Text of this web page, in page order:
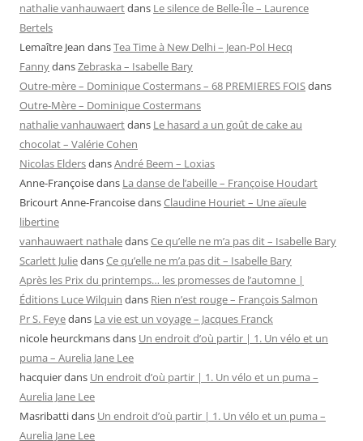
nathalie vanhauwaertdans Le silence de Belle-Île – Laurence
Bertels
Lemaître Jean dansTea Time à New Delhi – Jean-Pol Hecq
FannydansZebraska – Isabelle Bary
Outre-mère – Dominique Costermans – 68 PREMIERES FOISdans
Outre-Mère – Dominique Costermans
nathalie vanhauwaertdans Le hasard a un goût de cake au
chocolat – Valérie Cohen
Nicolas EldersdansAndré Beem – Loxias
Anne-Françoisedans La danse de l’abeille – Françoise Houdart
Bricourt Anne-FrancoisedansClaudine Houriet – Une aïeule
libertine
vanhauwaert nathaledansCe qu’elle ne m’a pas dit – Isabelle Bary
Scarlett JuliedansCe qu’elle ne m’a pas dit – Isabelle Bary
Après les Prix du printemps… les promesses de l’automne |
Éditions Luce Wilquin dans Rien n’est rouge – François Salmon
Pr S. Feyedans La vie est un voyage – Jacques Franck
nicole heurckmansdans Un endroit d’où partir | 1. Un vélo et un
puma – Aurelia Jane Lee
hacquierdans Un endroit d’où partir | 1. Un vélo et un puma –
Aurelia Jane Lee
Masribattidans Un endroit d’où partir | 1. Un vélo et un puma –
Aurelia Jane Lee